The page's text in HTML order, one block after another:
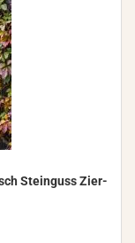
Stein­guss Zier­